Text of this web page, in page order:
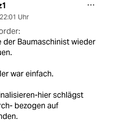
22:01 Uhr
der Baumaschinist wieder
war einfach.
hier schlägst
bezogen auf